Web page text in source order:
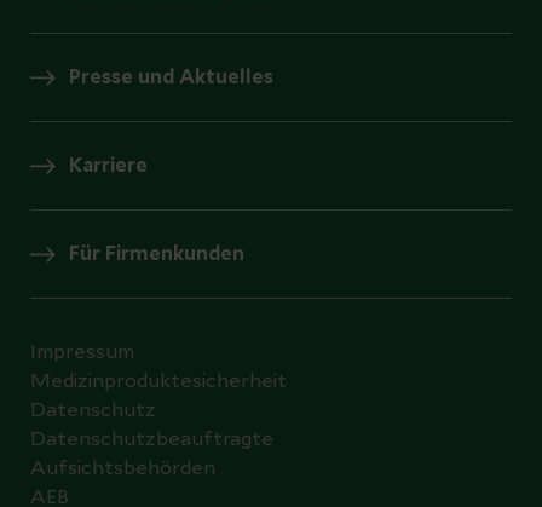
Presse und Aktuelles
Karriere
Für Firmenkunden
Impressum
Medizinproduktesicherheit
Datenschutz
Datenschutzbeauftragte
Aufsichtsbehörden
AEB